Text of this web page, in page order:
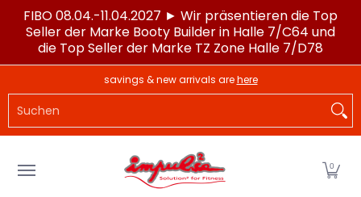
Zum Hauptinhalt springen
FIBO 08.04.-11.04.2027 ► Wir präsentieren die Top
Seller der Marke Booty Builder in Halle 7/C64 und
die Top Seller der Marke TZ Zone Halle 7/D78
LAGERWARE POWERTEC® IMPULSE®
savings & new arrivals arehere
0